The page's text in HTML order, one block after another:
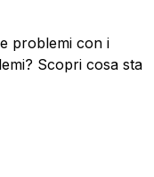
problemi con i
Scopri cosa sta